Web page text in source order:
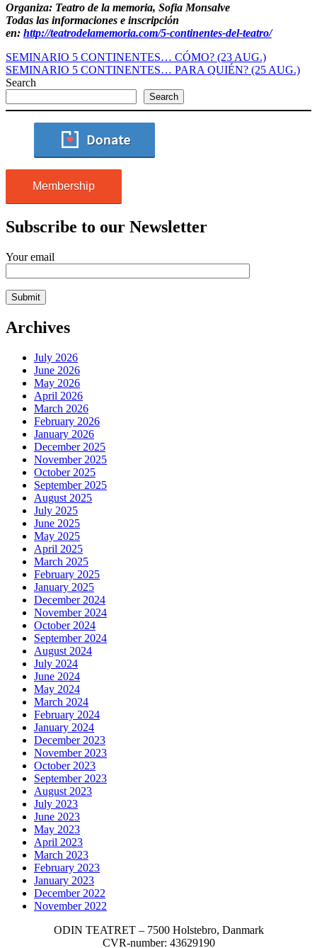
Organiza: Teatro de la memoria, Sofia Monsalve
Todas las informaciones e inscripción
en: http://teatrodelamemoria.com/5-continentes-del-teatro/
SEMINARIO 5 CONTINENTES… CÓMO? (23 AUG.)
SEMINARIO 5 CONTINENTES… PARA QUIÉN? (25 AUG.)
Search
Search
Membership
Subscribe to our Newsletter
Your email
Archives
July 2026
June 2026
May 2026
April 2026
March 2026
February 2026
January 2026
December 2025
November 2025
October 2025
September 2025
August 2025
July 2025
June 2025
May 2025
April 2025
March 2025
February 2025
January 2025
December 2024
November 2024
October 2024
September 2024
August 2024
July 2024
June 2024
May 2024
March 2024
February 2024
January 2024
December 2023
November 2023
October 2023
September 2023
August 2023
July 2023
June 2023
May 2023
April 2023
March 2023
February 2023
January 2023
December 2022
November 2022
ODIN TEATRET – 7500 Holstebro, Danmark
CVR-number: 43629190